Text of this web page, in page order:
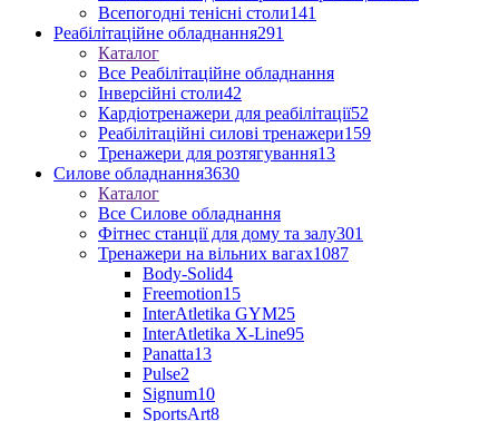
Всепогодні тенісні столи141
Реабілітаційне обладнання291
Каталог
Все Реабілітаційне обладнання
Інверсійні столи42
Кардіотренажери для реабілітації52
Реабілітаційні силові тренажери159
Тренажери для розтягування13
Силове обладнання3630
Каталог
Все Силове обладнання
Фітнес станції для дому та залу301
Тренажери на вільних вагах1087
Body-Solid4
Freemotion15
InterAtletika GYM25
InterAtletika X-Line95
Panatta13
Pulse2
Signum10
SportsArt8